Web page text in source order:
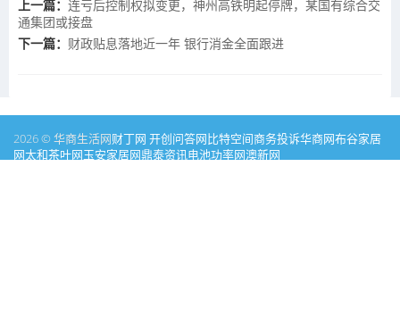
上一篇： 连亏后控制权拟变更，神州高铁明起停牌，某国有综合交
通集团或接盘
下一篇： 财政贴息落地近一年 银行消金全面跟进
2026 © 华商生活网财丁网 开创问答网比特空间商务投诉华商网布谷家居
网太和茶叶网玉安家居网鼎泰资讯电池功率网澳新网